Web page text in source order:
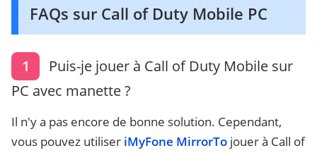
FAQs sur Call of Duty Mobile PC
1
Puis-je jouer à Call of Duty Mobile sur
PC avec manette ?
Il n'y a pas encore de bonne solution. Cependant,
vous pouvez utiliser iMyFone MirrorTo jouer à Call of